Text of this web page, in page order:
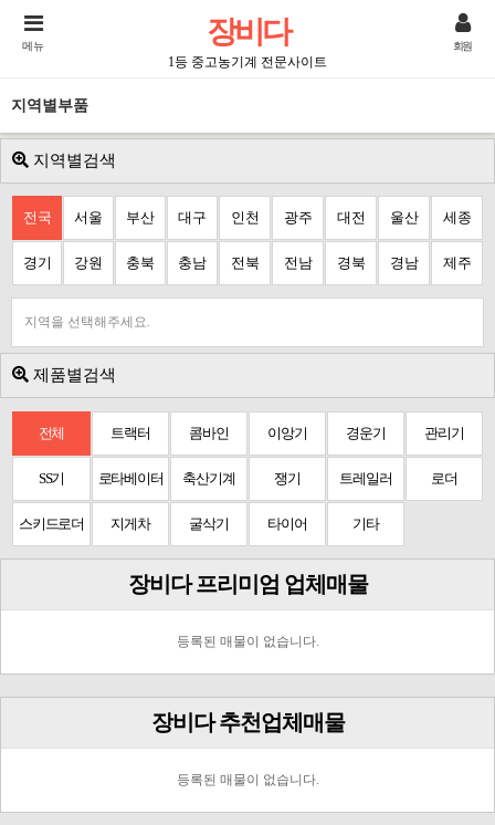
장비다
1등 중고농기계 전문사이트
메뉴 회원
지역별부품
지역별검색
전국 서울 부산 대구 인천 광주 대전 울산 세종
경기 강원 충북 충남 전북 전남 경북 경남 제주
지역을 선택해주세요.
제품별검색
전체 트랙터 콤바인 이앙기 경운기 관리기
SS기 로타베이터 축산기계 쟁기 트레일러 로더
스키드로더 지게차 굴삭기 타이어 기타
장비다 프리미엄 업체매물
등록된 매물이 없습니다.
장비다 추천업체매물
등록된 매물이 없습니다.